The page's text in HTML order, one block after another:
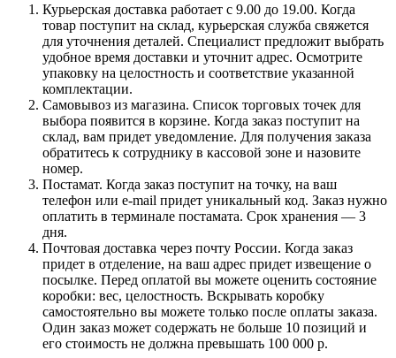
Курьерская доставка работает с 9.00 до 19.00. Когда
товар поступит на склад, курьерская служба свяжется
для уточнения деталей. Специалист предложит выбрать
удобное время доставки и уточнит адрес. Осмотрите
упаковку на целостность и соответствие указанной
комплектации.
Самовывоз из магазина. Список торговых точек для
выбора появится в корзине. Когда заказ поступит на
склад, вам придет уведомление. Для получения заказа
обратитесь к сотруднику в кассовой зоне и назовите
номер.
Постамат. Когда заказ поступит на точку, на ваш
телефон или e-mail придет уникальный код. Заказ нужно
оплатить в терминале постамата. Срок хранения — 3
дня.
Почтовая доставка через почту России. Когда заказ
придет в отделение, на ваш адрес придет извещение о
посылке. Перед оплатой вы можете оценить состояние
коробки: вес, целостность. Вскрывать коробку
самостоятельно вы можете только после оплаты заказа.
Один заказ может содержать не больше 10 позиций и
его стоимость не должна превышать 100 000 р.